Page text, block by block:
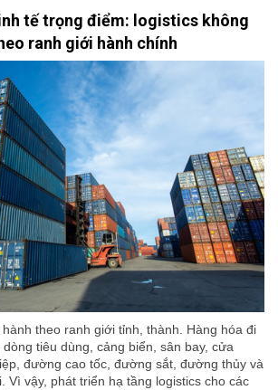
tế trọng điểm: logistics không
ranh giới hành chính
theo ranh giới tỉnh, thành. Hàng hóa đi
tiêu dùng, cảng biển, sân bay, cửa
đường cao tốc, đường sắt, đường thủy và
Vì vậy, phát triển hạ tầng logistics cho các